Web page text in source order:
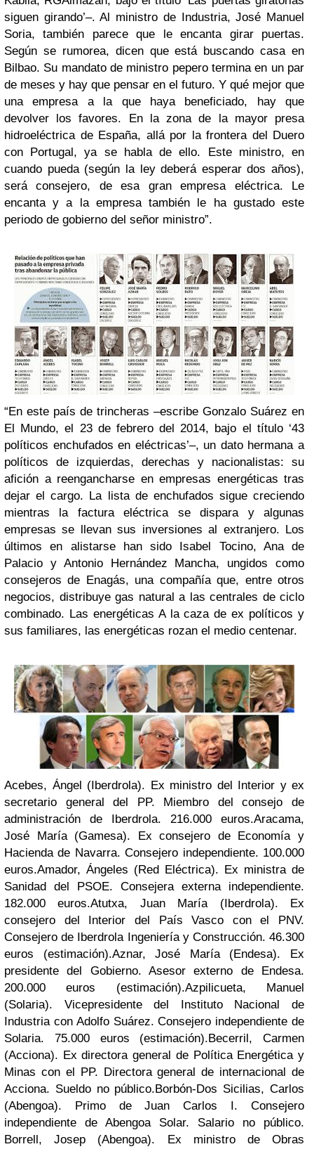
siguen girando’–. Al ministro de Industria, José Manuel
Soria, también parece que le encanta girar puertas.
Según se rumorea, dicen que está buscando casa en
Bilbao. Su mandato de ministro pepero termina en un par
de meses y hay que pensar en el futuro. Y qué mejor que
una empresa a la que haya beneficiado, hay que
devolver los favores. En la zona de la mayor presa
hidroeléctrica de España, allá por la frontera del Duero
con Portugal, ya se habla de ello. Este ministro, en
cuando pueda (según la ley deberá esperar dos años),
será consejero, de esa gran empresa eléctrica. Le
encanta y a la empresa también le ha gustado este
periodo de gobierno del señor ministro”.
“En este país de trincheras –escribe Gonzalo Suárez en
El Mundo, el 23 de febrero del 2014, bajo el título ‘43
políticos enchufados en eléctricas’–, un dato hermana a
políticos de izquierdas, derechas y nacionalistas: su
afición a reengancharse en empresas energéticas tras
dejar el cargo. La lista de enchufados sigue creciendo
mientras la factura eléctrica se dispara y algunas
empresas se llevan sus inversiones al extranjero. Los
últimos en alistarse han sido Isabel Tocino, Ana de
Palacio y Antonio Hernández Mancha, ungidos como
consejeros de Enagás, una compañía que, entre otros
negocios, distribuye gas natural a las centrales de ciclo
combinado. Las energéticas A la caza de ex políticos y
sus familiares, las energéticas rozan el medio centenar.
Acebes, Ángel (Iberdrola). Ex ministro del Interior y ex
secretario general del PP. Miembro del consejo de
administración de Iberdrola. 216.000 euros.Aracama,
José María (Gamesa). Ex consejero de Economía y
Hacienda de Navarra. Consejero independiente. 100.000
euros.Amador, Ángeles (Red Eléctrica). Ex ministra de
Sanidad del PSOE. Consejera externa independiente.
182.000 euros.Atutxa, Juan María (Iberdrola). Ex
consejero del Interior del País Vasco con el PNV.
Consejero de Iberdrola Ingeniería y Construcción. 46.300
euros (estimación).Aznar, José María (Endesa). Ex
presidente del Gobierno. Asesor externo de Endesa.
200.000 euros (estimación).Azpilicueta, Manuel
(Solaria). Vicepresidente del Instituto Nacional de
Industria con Adolfo Suárez. Consejero independiente de
Solaria. 75.000 euros (estimación).Becerril, Carmen
(Acciona). Ex directora general de Política Energética y
Minas con el PP. Directora general de internacional de
Acciona. Sueldo no público.Borbón-Dos Sicilias, Carlos
(Abengoa). Primo de Juan Carlos I. Consejero
independiente de Abengoa Solar. Salario no público.
Borrell, Josep (Abengoa). Ex ministro de Obras